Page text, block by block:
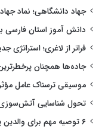
جهاد دانشگاهی؛ نماد
دانش آموز استان
فراتر از لاغری؛
جاده‌ها همچنان
موسیقی ترسناک عامل
تحول شناسایی
۶ توصیه مهم برای والدین پیش از بازگشایی مدارس